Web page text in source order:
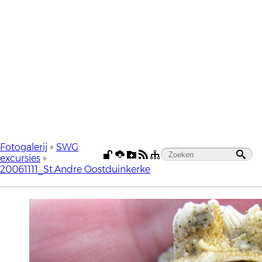
Fotogalerij » SWG
excursies »
20061111_St.Andre Oostduinkerke